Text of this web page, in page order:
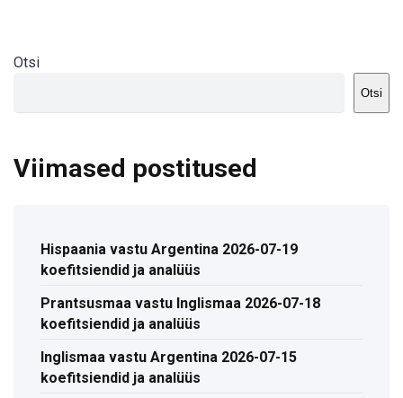
Otsi
Otsi
Viimased postitused
Hispaania vastu Argentina 2026-07-19
koefitsiendid ja analüüs
Prantsusmaa vastu Inglismaa 2026-07-18
koefitsiendid ja analüüs
Inglismaa vastu Argentina 2026-07-15
koefitsiendid ja analüüs